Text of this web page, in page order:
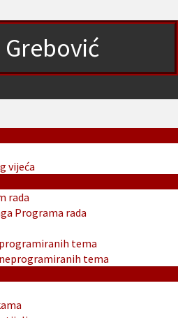
vijeća
rada
Programa rada
tema
tema